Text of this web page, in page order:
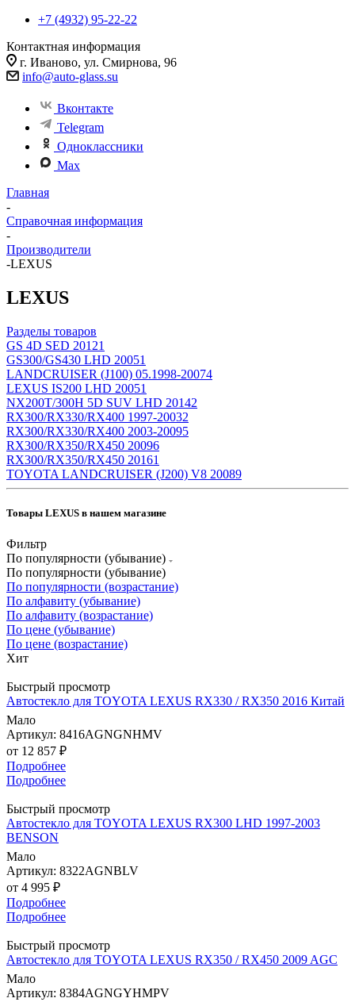
+7 (4932) 95-22-22
Контактная информация
г. Иваново, ул. Смирнова, 96
info@auto-glass.su
Вконтакте
Telegram
Одноклассники
Max
Главная
-
Справочная информация
-
Производители
-LEXUS
LEXUS
Разделы товаров
GS 4D SED 20121
GS300/GS430 LHD 20051
LANDCRUISER (J100) 05.1998-20074
LEXUS IS200 LHD 20051
NX200T/300H 5D SUV LHD 20142
RX300/RX330/RX400 1997-20032
RX300/RX330/RX400 2003-20095
RX300/RX350/RX450 20096
RX300/RX350/RX450 20161
TOYOTA LANDCRUISER (J200) V8 20089
Товары LEXUS в нашем магазине
Фильтр
По популярности (убывание)
По популярности (убывание)
По популярности (возрастание)
По алфавиту (убывание)
По алфавиту (возрастание)
По цене (убывание)
По цене (возрастание)
Хит
Быстрый просмотр
Автостекло для TOYOTA LEXUS RX330 / RX350 2016 Китай
Мало
Артикул: 8416AGNGNHMV
от 12 857 ₽
Подробнее
Подробнее
Быстрый просмотр
Автостекло для TOYOTA LEXUS RX300 LHD 1997-2003
BENSON
Мало
Артикул: 8322AGNBLV
от 4 995 ₽
Подробнее
Подробнее
Быстрый просмотр
Автостекло для TOYOTA LEXUS RX350 / RX450 2009 AGC
Мало
Артикул: 8384AGNGYHMPV